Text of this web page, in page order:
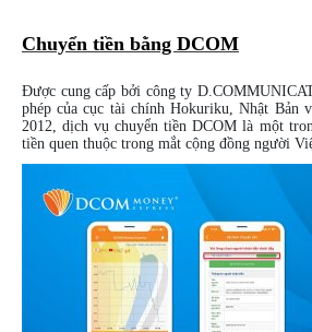
Chuyển tiền bằng DCOM
Được cung cấp bởi công ty
phép của cục tài chính Hokuriku, Nhật Bản
2012, dịch vụ chuyển tiền DCOM là một
tiền quen thuộc trong mắt cộng đồng người